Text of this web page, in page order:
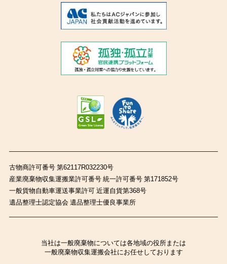
古物商許可番号 第62117R032230号
産業廃棄物収集運搬業許可番号 統一許可番号 第171852号
一般貨物自動車運送事業許可 近運自貨第368号
遺品整理士認定協会 遺品整理士優良事業所
当社は一般廃棄物については各地域の役所または
一般廃棄物収集運搬会社にお任せしております